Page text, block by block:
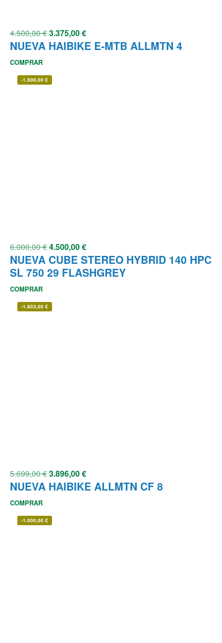
4.500,00€3.375,00€
NUEVA HAIBIKE E-MTB ALLMTN 4
COMPRAR
-1.500,00 €
6.000,00€4.500,00€
NUEVA CUBE STEREO HYBRID 140 HPC
SL 750 29 FLASHGREY
COMPRAR
-1.803,00 €
5.699,00€3.896,00€
NUEVA HAIBIKE ALLMTN CF 8
COMPRAR
-1.000,00 €